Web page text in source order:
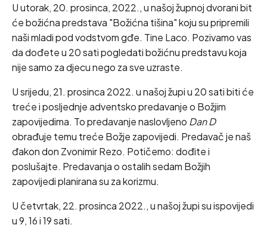
U utorak, 20. prosinca, 2022., u našoj župnoj dvorani bit
će božićna predstava "Božićna tišina" koju su pripremili
naši mladi pod vodstvom gđe. Tine Laco. Pozivamo vas
da dođete u 20 sati pogledati božićnu predstavu koja
nije samo za djecu nego za sve uzraste.
U srijedu, 21. prosinca 2022. u našoj župi u 20 sati biti će
treće i posljednje adventsko predavanje o Božjim
zapovijedima. To predavanje naslovljeno Dan D
obrađuje temu treće Božje zapovijedi. Predavač je naš
đakon don Zvonimir Rezo. Potičemo: dođite i
poslušajte. Predavanja o ostalih sedam Božjih
zapovijedi planirana su za korizmu.
U četvrtak, 22. prosinca 2022., u našoj župi su ispovijedi
u 9, 16 i 19 sati.